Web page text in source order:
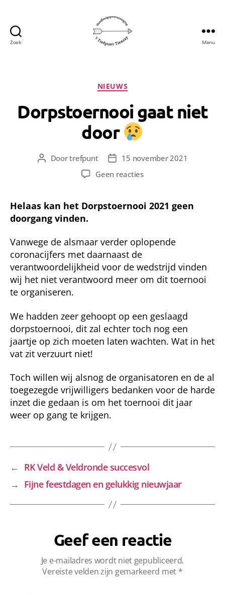
Zoek
uit
Tienray
Menu
Categorieën
NIEUWS
Dorpstoernooi gaat niet
door
Berichtauteur
Doortrefpunt Berichtdatum
15 november 2021
Geen reactiesop
niet
Helaas kan het Dorpstoernooi 2021 geen
doorgang vinden.
Vanwege de alsmaar verder oplopende
coronacijfers met daarnaast de
verantwoordelijkheid voor de wedstrijd vinden
wij het niet verantwoord meer om dit toernooi
te organiseren.
We hadden zeer gehoopt op een geslaagd
dorpstoernooi, dit zal echter toch nog een
jaartje op zich moeten laten wachten. Wat in het
vat zit verzuurt niet!
Toch willen wij alsnog de organisatoren en de al
toegezegde vrijwilligers bedanken voor de harde
inzet die gedaan is om het toernooi dit jaar
weer op gang te krijgen.
← RK Veld & Veldronde succesvol
→ Fijne feestdagen en gelukkig nieuwjaar
Geef een reactie
Je e-mailadres wordt niet gepubliceerd.
Vereiste velden zijn gemarkeerd met *